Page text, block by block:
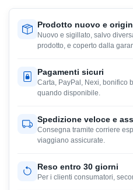
Prodotto nuovo e
Nuovo e sigillato, salvo
prodotto, e coperto dalla
Pagamenti sicuri
Carta, PayPal, Nexi, bonifico
quando disponibile.
Spedizione veloce e
Consegna tramite corriere
viaggiano assicurate.
Reso entro 30 giorni
Per i clienti consumatori,